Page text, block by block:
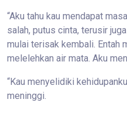
“Aku tahu kau mendapat
salah, putus cinta, terusir
mulai terisak kembali. Entah
melelehkan air mata. Aku
“Kau menyelidiki
meninggi.